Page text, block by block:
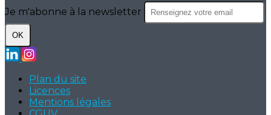
Je m'abonne à la newsletter
OK
Plan du site
Licences
Mentions légales